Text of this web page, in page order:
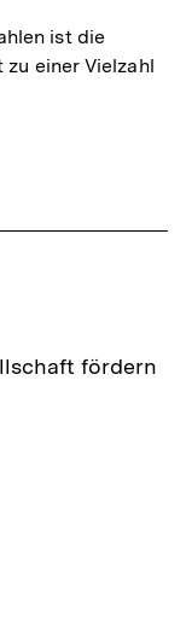
ist die
einer Vielzahl
fördern